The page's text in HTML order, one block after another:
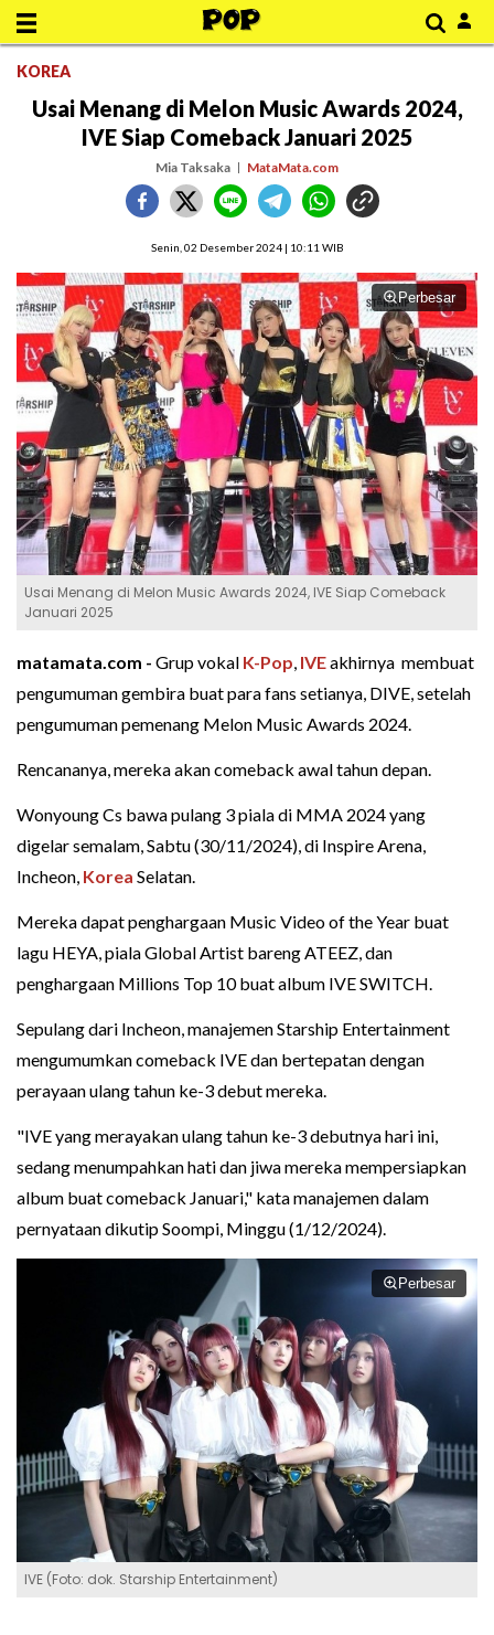
KOREA
Usai Menang di Melon Music Awards 2024,
IVE Siap Comeback Januari 2025
Mia Taksaka MataMata.com
Senin, 02 Desember 2024 | 10:11 WIB
Perbesar
Usai Menang di Melon Music Awards 2024, IVE Siap Comeback
Januari 2025
matamata.com - Grup vokal K-Pop, IVEakhirnya membuat
pengumuman gembira buat para fans setianya, DIVE, setelah
pengumuman pemenang Melon Music Awards 2024.
Rencananya, mereka akan comeback awal tahun depan.
Wonyoung Cs bawa pulang 3 piala di MMA 2024 yang
digelar semalam, Sabtu (30/11/2024), di Inspire Arena,
Incheon, Korea Selatan.
Mereka dapat penghargaan Music Video of the Year buat
lagu HEYA, piala Global Artist bareng ATEEZ, dan
penghargaan Millions Top 10 buat album IVE SWITCH.
Sepulang dari Incheon, manajemen Starship Entertainment
mengumumkan comeback IVE dan bertepatan dengan
perayaan ulang tahun ke-3 debut mereka.
"IVE yang merayakan ulang tahun ke-3 debutnya hari ini,
sedang menumpahkan hati dan jiwa mereka mempersiapkan
album buat comeback Januari," kata manajemen dalam
pernyataan dikutip Soompi, Minggu (1/12/2024).
Perbesar
IVE (Foto: dok. Starship Entertainment)